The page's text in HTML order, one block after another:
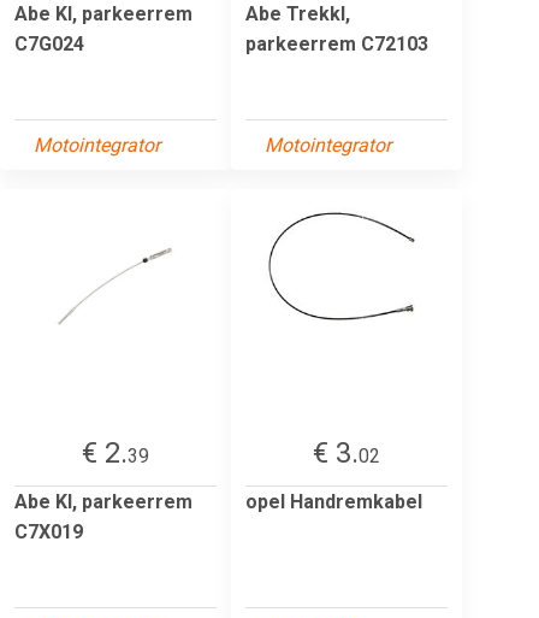
Abe Kl, parkeerrem
C7G024
Motointegrator
Abe Trekkl,
parkeerrem C72103
Motointegrator
€ 2.39
Abe Kl, parkeerrem
C7X019
€ 3.02
opel Handremkabel